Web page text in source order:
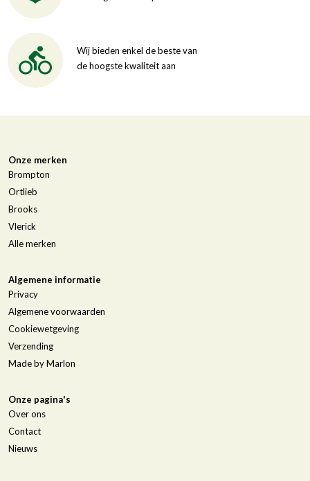
Wij bieden enkel de beste van
de hoogste kwaliteit aan
Onze merken
Brompton
Ortlieb
Brooks
Vlerick
Alle merken
Algemene informatie
Privacy
Algemene voorwaarden
Cookiewetgeving
Verzending
Made by Marlon
Onze pagina's
Over ons
Contact
Nieuws